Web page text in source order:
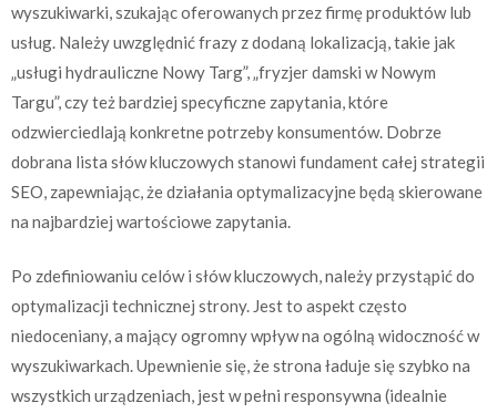
wyszukiwarki, szukając oferowanych przez firmę produktów lub
usług. Należy uwzględnić frazy z dodaną lokalizacją, takie jak
„usługi hydrauliczne Nowy Targ”, „fryzjer damski w Nowym
Targu”, czy też bardziej specyficzne zapytania, które
odzwierciedlają konkretne potrzeby konsumentów. Dobrze
dobrana lista słów kluczowych stanowi fundament całej strategii
SEO, zapewniając, że działania optymalizacyjne będą skierowane
na najbardziej wartościowe zapytania.
Po zdefiniowaniu celów i słów kluczowych, należy przystąpić do
optymalizacji technicznej strony. Jest to aspekt często
niedoceniany, a mający ogromny wpływ na ogólną widoczność w
wyszukiwarkach. Upewnienie się, że strona ładuje się szybko na
wszystkich urządzeniach, jest w pełni responsywna (idealnie